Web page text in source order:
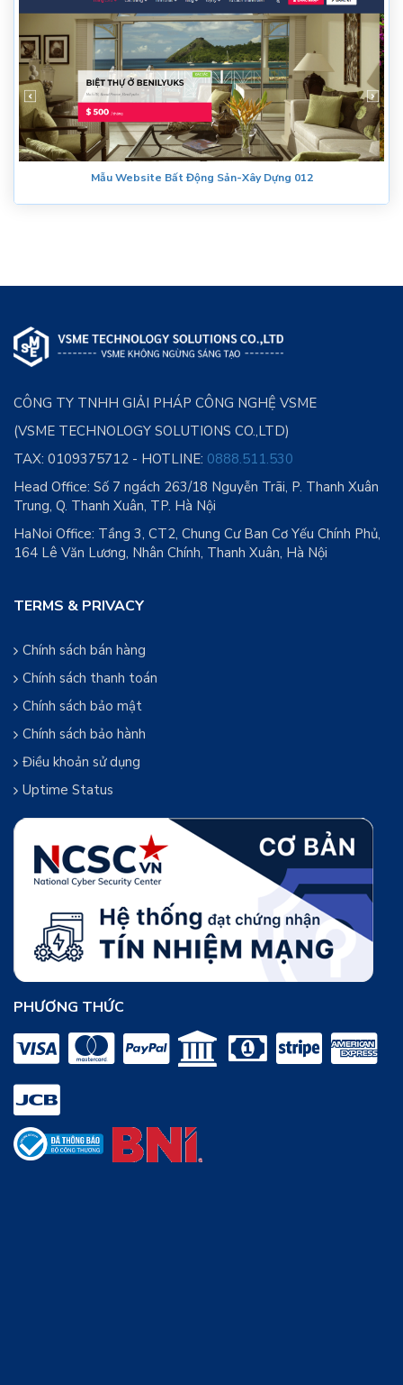
Mẫu Website Bất Động Sản-Xây Dựng 012
CÔNG TY TNHH GIẢI PHÁP CÔNG NGHỆ VSME
(VSME TECHNOLOGY SOLUTIONS CO.,LTD)
TAX: 0109375712 - HOTLINE: 0888.511.530
Head Office: Số 7 ngách 263/18 Nguyễn Trãi, P. Thanh Xuân
Trung, Q. Thanh Xuân, TP. Hà Nội
HaNoi Office: Tầng 3, CT2, Chung Cư Ban Cơ Yếu Chính Phủ,
164 Lê Văn Lương, Nhân Chính, Thanh Xuân, Hà Nội
TERMS & PRIVACY
Chính sách bán hàng
Chính sách thanh toán
Chính sách bảo mật
Chính sách bảo hành
Điều khoản sử dụng
Uptime Status
PHƯƠNG THỨC